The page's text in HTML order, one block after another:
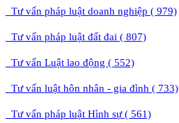
Tư vấn pháp luật doanh nghiệp ( 979)
Tư vấn pháp luật đất đai ( 807)
Tư vấn Luật lao động ( 552)
Tư vấn luật hôn nhân - gia đình ( 733)
Tư vấn pháp luật Hình sự ( 561)